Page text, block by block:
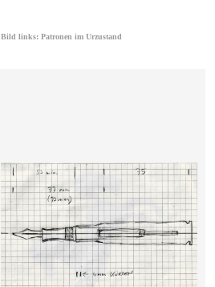
Bild links: Patronen im Urzustand